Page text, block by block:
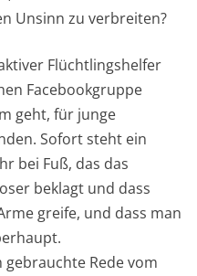
Unsinn zu verbreiten?
Flüchtlingshelfer
Facebookgruppe
geht, für junge
Sofort steht ein
bei Fuß, das das
beklagt und dass
greife, und dass man
Rede vom